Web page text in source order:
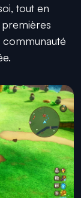
tout en
communauté